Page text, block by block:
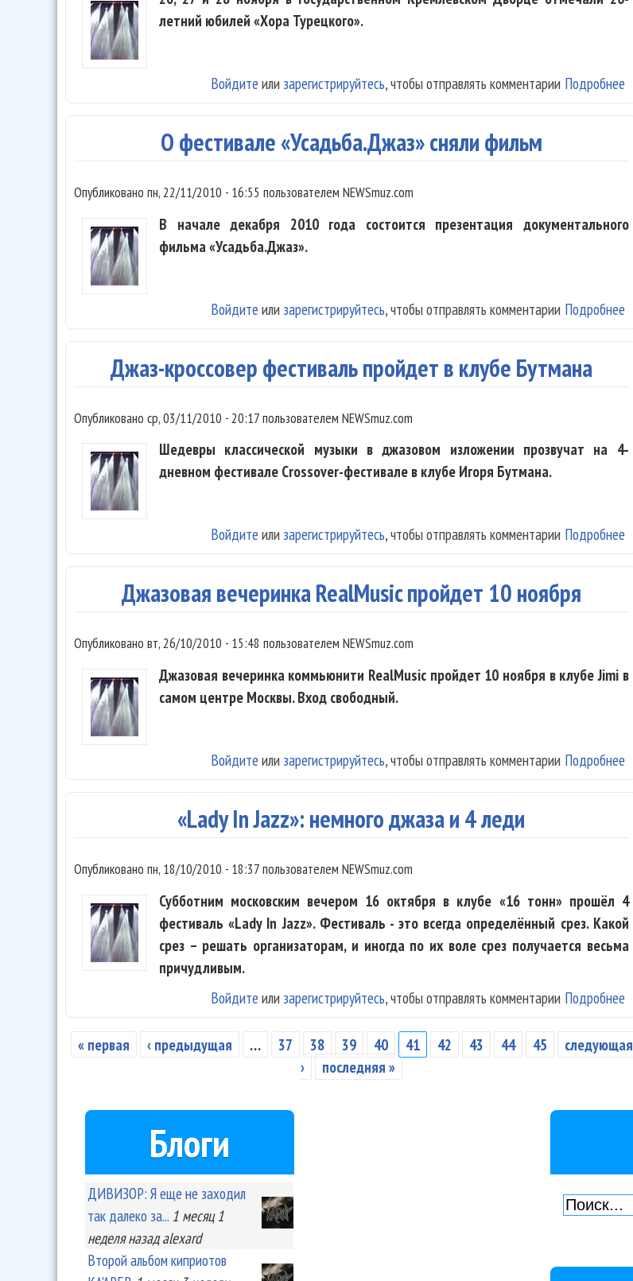
летний юбилей «Хора Турецкого».
Подробнее
Войдите или зарегистрируйтесь, чтобы отправлять комментарии
О фестивале «Усадьба.Джаз» сняли фильм
Опубликовано пн, 22/11/2010 - 16:55 пользователем NEWSmuz.com
В начале декабря 2010 года состоится презентация документального
фильма «Усадьба.Джаз».
Подробнее
Войдите или зарегистрируйтесь, чтобы отправлять комментарии
Джаз-кроссовер фестиваль пройдет в клубе Бутмана
Опубликовано ср, 03/11/2010 - 20:17пользователем NEWSmuz.com
Шедевры классической музыки в джазовом изложении прозвучат на 4-
дневном фестивале Crossover-фестивале в клубе Игоря Бутмана.
Подробнее
Войдите или зарегистрируйтесь, чтобы отправлять комментарии
Джазовая вечеринка RealMusic пройдет 10 ноября
Опубликовано вт, 26/10/2010 - 15:48 пользователем NEWSmuz.com
Джазовая вечеринка коммьюнити RealMusic пройдет 10 ноября в клубе Jimi в
самом центре Москвы. Вход свободный.
Подробнее
Войдите или зарегистрируйтесь, чтобы отправлять комментарии
«Lady In Jazz»: немного джаза и 4 леди
Опубликовано пн, 18/10/2010 - 18:37пользователем NEWSmuz.com
Субботним московским вечером 16 октября в клубе «16 тонн» прошёл 4
фестиваль «Lady In Jazz». Фестиваль - это всегда определённый срез. Какой
срез – решать организаторам, и иногда по их воле срез получается весьма
причудливым.
Подробнее
Войдите или зарегистрируйтесь, чтобы отправлять комментарии
« первая ‹ предыдущая … 37 38 39 40 41 42 43 44 45
следующая
›
последняя »
Блоги
ДИВИЗОР: Я еще не заходил
так далеко за... 1 месяц 1
неделяназад alexard
Второй альбом киприотов